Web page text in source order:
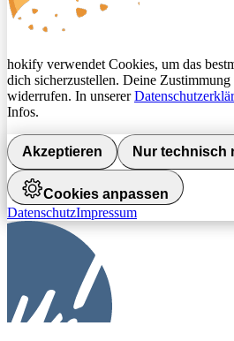
hokify verwendet Cookies, um das
dich sicherzustellen. Deine
widerrufen. In unserer
Infos.
Akzeptieren Nur technisch
Cookies anpassen
DatenschutzImpressum